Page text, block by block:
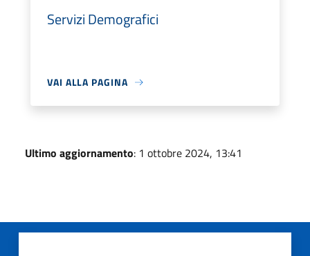
Servizi Demografici
VAI ALLA PAGINA
Ultimo aggiornamento: 1 ottobre 2024, 13:41